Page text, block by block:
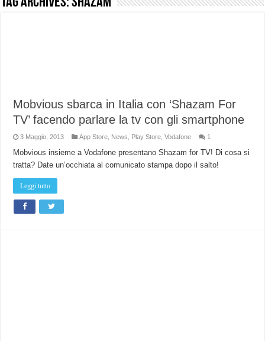
BENKS OMNIWARRIOR: Più di un semplice vetro temperato!
Brondi Amico VERO 4G : Focus su SOS e comandi da remoto
Mobvious sbarca in Italia con ‘Shazam For
TV’ facendo parlare la tv con gli smartphone
3 Maggio, 2013 App Store News Play Store ,Vodafone 1
Mobvious insieme a Vodafone presentano Shazam for TV! Di cosa si
tratta? Date un’occhiata al comunicato stampa dopo il salto!
Leggi tutto